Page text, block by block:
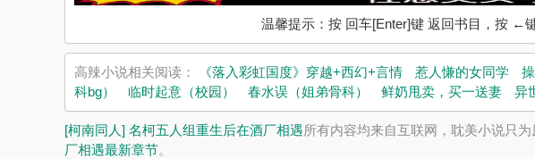
温馨提示：按 回车[Enter]键 返回书目，按 ←
高辣小说相关阅读： 《落入彩虹国度》穿越+西幻+言情 惹人慊的女同学
科bg）
临时起意（校园） 春水误（姐弟骨科） 鲜奶甩卖，买一送妻 异
[柯南同人] 名柯五人组重生后在酒厂相遇所有内容均来自互联网，耽美小说只
厂相遇最新章节。